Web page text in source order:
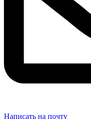
Написать на почту